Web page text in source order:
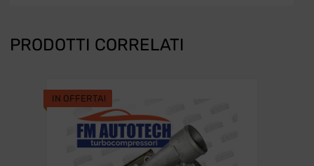
PRODOTTI CORRELATI
IN OFFERTA!